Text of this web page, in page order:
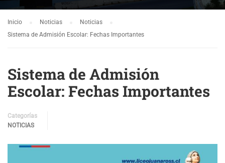
Inicio Noticias
Noticias
Sistema de Admisión Escolar: Fechas Importantes
Sistema de Admisión
Escolar: Fechas Importantes
Categorías
NOTICIAS